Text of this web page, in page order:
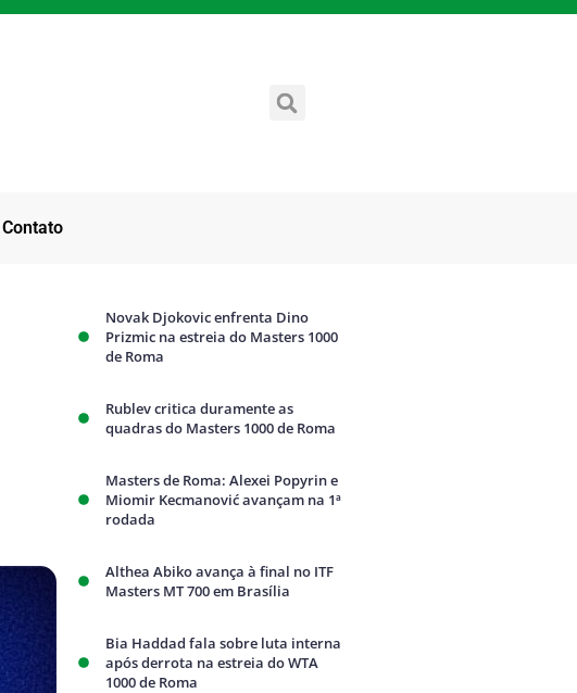
Contato
Novak Djokovic enfrenta Dino
Prizmic na estreia do Masters 1000
de Roma
Rublev critica duramente as
quadras do Masters 1000 de Roma
Masters de Roma: Alexei Popyrin e
Miomir Kecmanović avançam na 1ª
rodada
Althea Abiko avança à final no ITF
Masters MT 700 em Brasília
Bia Haddad fala sobre luta interna
após derrota na estreia do WTA
1000 de Roma